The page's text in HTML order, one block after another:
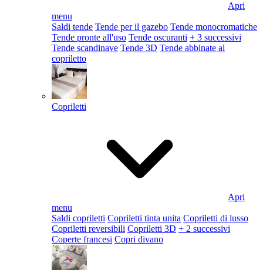
Apri
menu
Saldi tende Tende per il gazebo Tende monocromatiche
Tende pronte all'uso Tende oscuranti + 3 successivi
Tende scandinave Tende 3D Tende abbinate al
copriletto
Copriletti
Apri
menu
Saldi copriletti Copriletti tinta unita Copriletti di lusso
Copriletti reversibili Copriletti 3D + 2 successivi
Coperte francesi Copri divano